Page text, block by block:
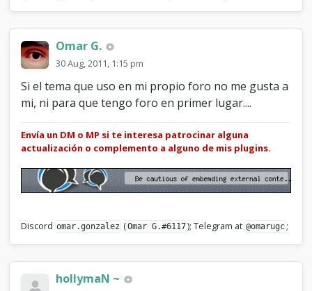
Omar G.
30 Aug, 2011, 1:15 pm
Si el tema que uso en mi propio foro no me gusta a
mi, ni para que tengo foro en primer lugar....
Envía un DM o MP si te interesa patrocinar alguna
actualización o complemento a alguno de mis plugins.
Discord omar.gonzalez (Omar G.#6117); Telegram at @omarugc ;
hollymaN ~